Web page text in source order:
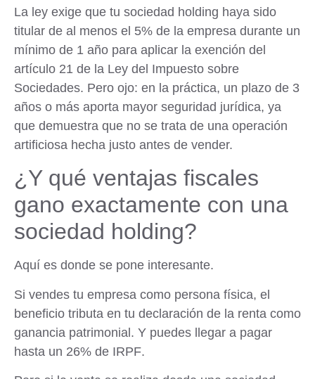
La ley exige que tu sociedad holding haya sido
titular de al menos el 5% de la empresa durante un
mínimo de 1 año para aplicar la exención del
artículo 21 de la Ley del Impuesto sobre
Sociedades. Pero ojo: en la práctica, un plazo de 3
años o más aporta mayor seguridad jurídica, ya
que demuestra que no se trata de una operación
artificiosa hecha justo antes de vender.
¿Y qué ventajas fiscales
gano exactamente con una
sociedad holding?
Aquí es donde se pone interesante.
Si vendes tu empresa como persona física, el
beneficio tributa en tu declaración de la renta como
ganancia patrimonial. Y puedes llegar a pagar
hasta un 26% de IRPF.